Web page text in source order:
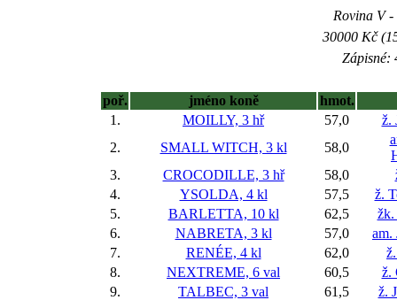
Rovina V
30000 Kč
Zápisné:
poř. jméno koně
hmot.
1.
MOILLY, 3 hř 57,0
ž.
2.
SMALL WITCH, 3 kl 58,0
3.
CROCODILLE, 3 hř 58,0
4.
YSOLDA, 4 kl 57,5
ž.
5.
BARLETTA, 10 kl 62,5
žk.
6.
NABRETA, 3 kl 57,0
am.
7.
RENÉE, 4 kl 62,0
8.
NEXTREME, 6 val 60,5
ž.
9.
TALBEC, 3 val 61,5
ž.